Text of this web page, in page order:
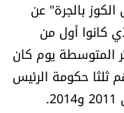
بالجرة" عن
كانوا أول من
المتوسطة يوم كان
ثلثا حكومة الرئيس